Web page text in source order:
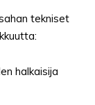
tekniset
halkaisija